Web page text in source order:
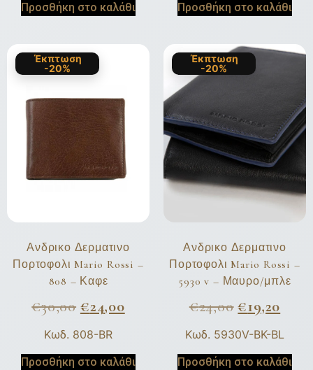
Προσθήκη στο καλάθι Προσθήκη στο καλάθι
Έκπτωση
-20%
Ανδρικο Δερματινο
Πορτοφολι Mario Rossi –
808 – Καφε
€30,00 €24,00
Κωδ. 808-BR
Προσθήκη στο καλάθι
Έκπτωση
-20%
Ανδρικο Δερματινο
Πορτοφολι Mario Rossi –
5930 v – Μαυρο/μπλε
€24,00 €19,20
Κωδ. 5930V-BK-BL
Προσθήκη στο καλάθι